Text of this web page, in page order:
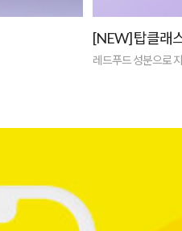
[NEW] 탑클래
레드푸드 성분으로